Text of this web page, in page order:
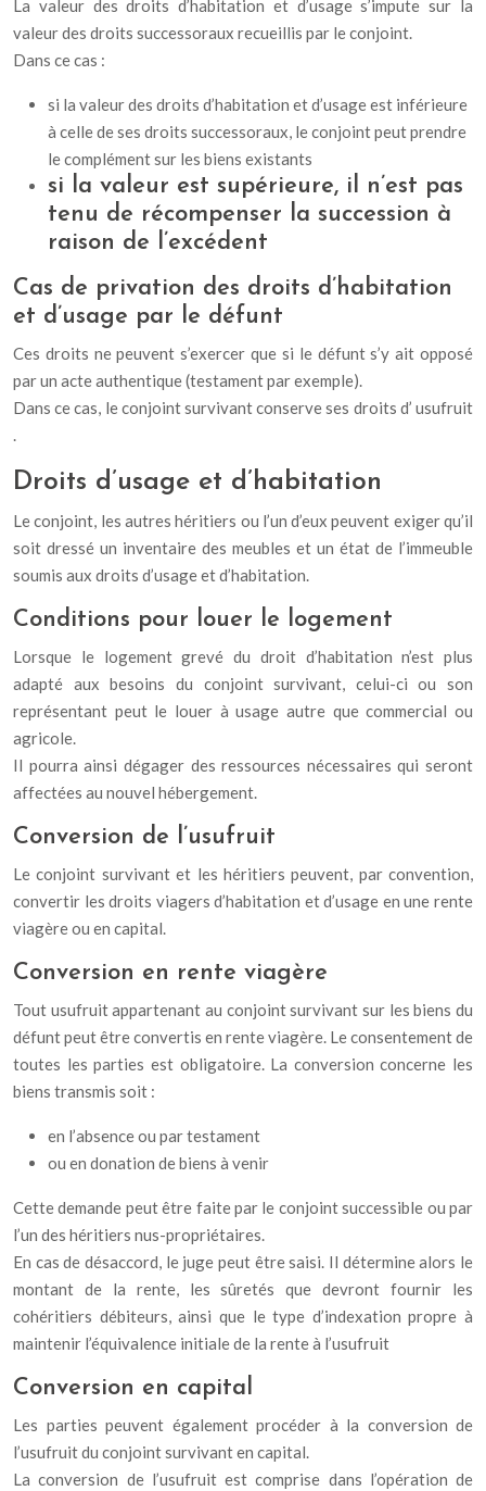
La valeur des droits d’habitation et d’usage s’impute sur la
valeur des droits successoraux recueillis par le conjoint.
Dans ce cas :
si la valeur des droits d’habitation et d’usage est inférieure
à celle de ses droits successoraux, le conjoint peut prendre
le complément sur les biens existants
si la valeur est supérieure, il n’est pas
tenu de récompenser la succession à
raison de l’excédent
Cas de privation des droits d’habitation
et d’usage par le défunt
Ces droits ne peuvent s’exercer que si le défunt s’y ait opposé
par un acte authentique (testament par exemple).
Dans ce cas, le conjoint survivant conserve ses droits d’ usufruit
.
Droits d’usage et d’habitation
Le conjoint, les autres héritiers ou l’un d’eux peuvent exiger qu’il
soit dressé un inventaire des meubles et un état de l’immeuble
soumis aux droits d’usage et d’habitation.
Conditions pour louer le logement
Lorsque le logement grevé du droit d’habitation n’est plus
adapté aux besoins du conjoint survivant, celui-ci ou son
représentant peut le louer à usage autre que commercial ou
agricole.
Il pourra ainsi dégager des ressources nécessaires qui seront
affectées au nouvel hébergement.
Conversion de l’usufruit
Le conjoint survivant et les héritiers peuvent, par convention,
convertir les droits viagers d’habitation et d’usage en une rente
viagère ou en capital.
Conversion en rente viagère
Tout usufruit appartenant au conjoint survivant sur les biens du
défunt peut être convertis en rente viagère. Le consentement de
toutes les parties est obligatoire. La conversion concerne les
biens transmis soit :
en l’absence ou par testament
ou en donation de biens à venir
Cette demande peut être faite par le conjoint successible ou par
l’un des héritiers nus-propriétaires.
En cas de désaccord, le juge peut être saisi. Il détermine alors le
montant de la rente, les sûretés que devront fournir les
cohéritiers débiteurs, ainsi que le type d’indexation propre à
maintenir l’équivalence initiale de la rente à l’usufruit
Conversion en capital
Les parties peuvent également procéder à la conversion de
l’usufruit du conjoint survivant en capital.
La conversion de l’usufruit est comprise dans l’opération de